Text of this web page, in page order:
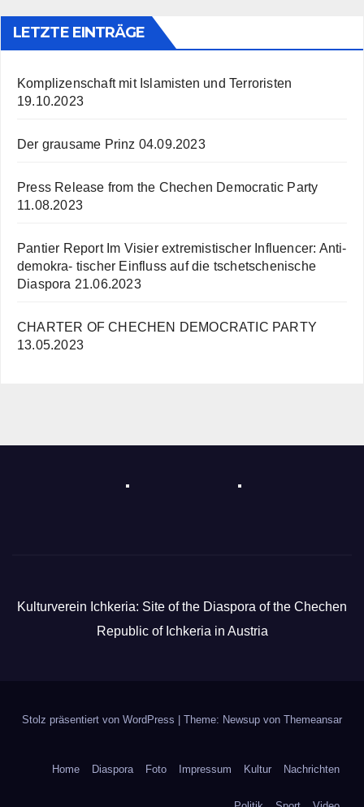
LETZTE EINTRÄGE
Komplizenschaft mit Islamisten und Terroristen
19.10.2023
Der grausame Prinz 04.09.2023
Press Release from the Chechen Democratic Party
11.08.2023
Pantier Report Im Visier extremistischer Influencer: Anti-
demokra- tischer Einfluss auf die tschetschenische
Diaspora 21.06.2023
CHARTER OF CHECHEN DEMOCRATIC PARTY
13.05.2023
Kulturverein Ichkeria: Site of the Diaspora of the Chechen
Republic of Ichkeria in Austria
Stolz präsentiert von WordPress | Theme: Newsup von Themeansar
Home Diaspora Foto Impressum Kultur Nachrichten